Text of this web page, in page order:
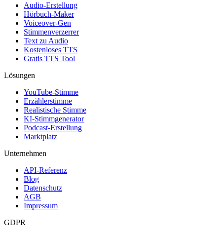
Audio-Erstellung
Hörbuch-Maker
Voiceover-Gen
Stimmenverzerrer
Text zu Audio
Kostenloses TTS
Gratis TTS Tool
Lösungen
YouTube-Stimme
Erzählerstimme
Realistische Stimme
KI-Stimmgenerator
Podcast-Erstellung
Marktplatz
Unternehmen
API-Referenz
Blog
Datenschutz
AGB
Impressum
GDPR